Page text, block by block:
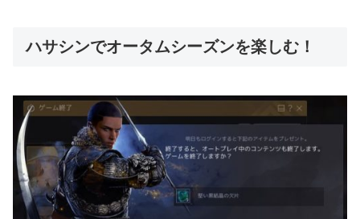
ハサシンでオータムシーズンを楽しむ！